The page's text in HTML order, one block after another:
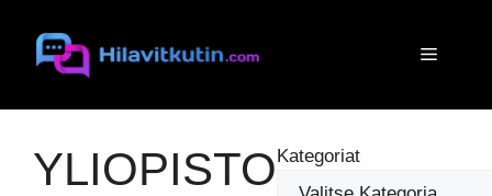
sisältöön
Valikko
YLIOPISTOKategoriat